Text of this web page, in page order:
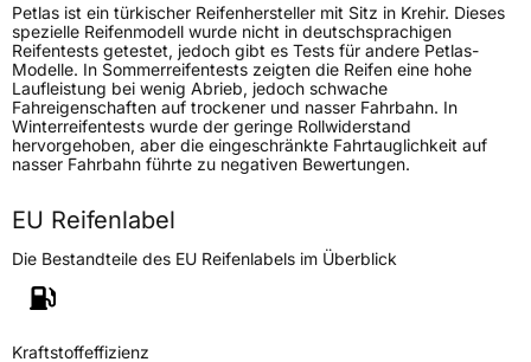
Generelle Merkmale
FahrzeugtypTransporter
VerwendungSommerreifen
ModellnameFull Power PT825 Plus
Weitere Eigenschaften
Schlauchtyp
Petlas ist ein türkischer Reifenhersteller mit Sitz in Krehir. Dieses
spezielle Reifenmodell wurde nicht in deutschsprachigen
Reifentests getestet, jedoch gibt es Tests für andere Petlas-
Modelle. In Sommerreifentests zeigten die Reifen eine hohe
Laufleistung bei wenig Abrieb, jedoch schwache
Fahreigenschaften auf trockener und nasser Fahrbahn. In
Winterreifentests wurde der geringe Rollwiderstand
hervorgehoben, aber die eingeschränkte Fahrtauglichkeit auf
nasser Fahrbahn führte zu negativen Bewertungen.
EU Reifenlabel
Die Bestandteile des EU Reifenlabels im Überblick
Kraftstoffeffizienz